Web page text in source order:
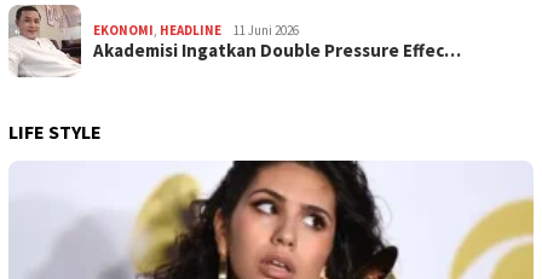
EKONOMI, HEADLINE 11 Juni 2026
Akademisi Ingatkan Double Pressure Effec…
LIFE STYLE